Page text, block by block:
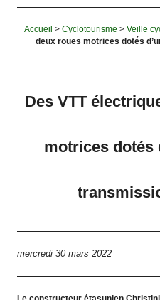
Accueil > Cyclotourisme > Veille
deux roues motrices dotés
Des VTT
motrices dotés
mercredi 30 mars 2022